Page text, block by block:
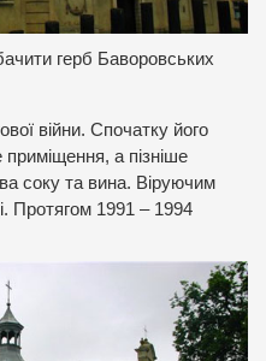
герб Баворовських
війни. Спочатку його
а пізніше
соку та вина. Віруючим
Протягом 1991 – 1994